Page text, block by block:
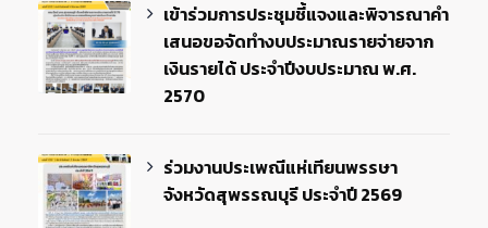
เข้าร่วมการประชุมชี้แจงและพิจารณาคำ
เสนอขอจัดทำงบประมาณรายจ่ายจาก
เงินรายได้ ประจำปีงบประมาณ พ.ศ.
2570
ร่วมงานประเพณีแห่เทียนพรรษา
จังหวัดสุพรรณบุรี ประจำปี 2569